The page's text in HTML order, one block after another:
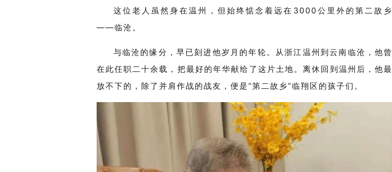
这位老人虽然身在温州，但始终惦念着远在 3000 公里外的第二故乡
——临沧。
与临沧的缘分，早已刻进他岁月的年轮。从浙江温州到云南临沧，他曾
在此任职二十余载，把最好的年华献给了这片土地。离休回到温州后，他最
放不下的，除了并肩作战的战友，便是“第二故乡”临翔区的孩子们。